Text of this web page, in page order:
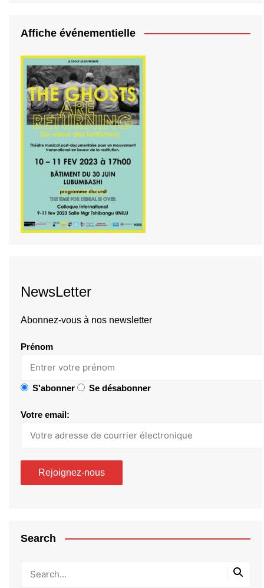
Affiche événementielle
NewsLetter
Abonnez-vous à nos newsletter
Prénom
S'abonner Se désabonner
Votre email:
Search